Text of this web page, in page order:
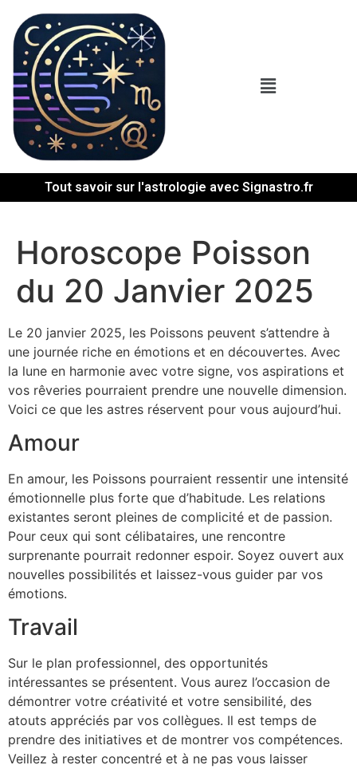
Tout savoir sur l'astrologie avec Signastro.fr
Horoscope Poisson
du 20 Janvier 2025
Le 20 janvier 2025, les Poissons peuvent s’attendre à
une journée riche en émotions et en découvertes. Avec
la lune en harmonie avec votre signe, vos aspirations et
vos rêveries pourraient prendre une nouvelle dimension.
Voici ce que les astres réservent pour vous aujourd’hui.
Amour
En amour, les Poissons pourraient ressentir une intensité
émotionnelle plus forte que d’habitude. Les relations
existantes seront pleines de complicité et de passion.
Pour ceux qui sont célibataires, une rencontre
surprenante pourrait redonner espoir. Soyez ouvert aux
nouvelles possibilités et laissez-vous guider par vos
émotions.
Travail
Sur le plan professionnel, des opportunités
intéressantes se présentent. Vous aurez l’occasion de
démontrer votre créativité et votre sensibilité, des
atouts appréciés par vos collègues. Il est temps de
prendre des initiatives et de montrer vos compétences.
Veillez à rester concentré et à ne pas vous laisser